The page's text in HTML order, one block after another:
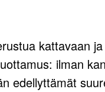
kattavaan
ilman
edellyttämät